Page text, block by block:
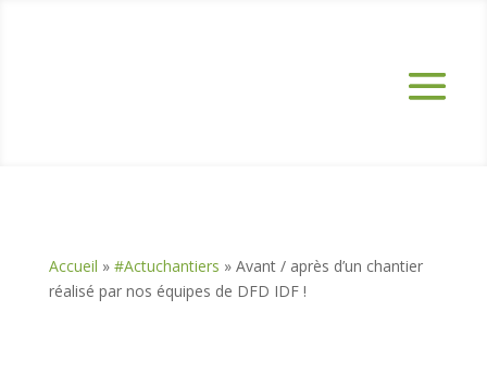
Accueil » #Actuchantiers » Avant / après d’un chantier
réalisé par nos équipes de DFD IDF !